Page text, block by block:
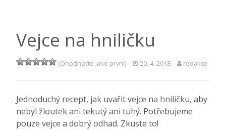
Vejce na hniličku
(Ohodnoťte jako první) 20. 4. 2018 redakce
Jednoduchý recept, jak uvařit vejce na hniličku, aby
nebyl žloutek ani tekutý ani tuhý. Potřebujeme
pouze vejce a dobrý odhad. Zkuste to!